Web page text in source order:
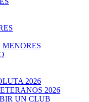
2026
2026
UN CLUB